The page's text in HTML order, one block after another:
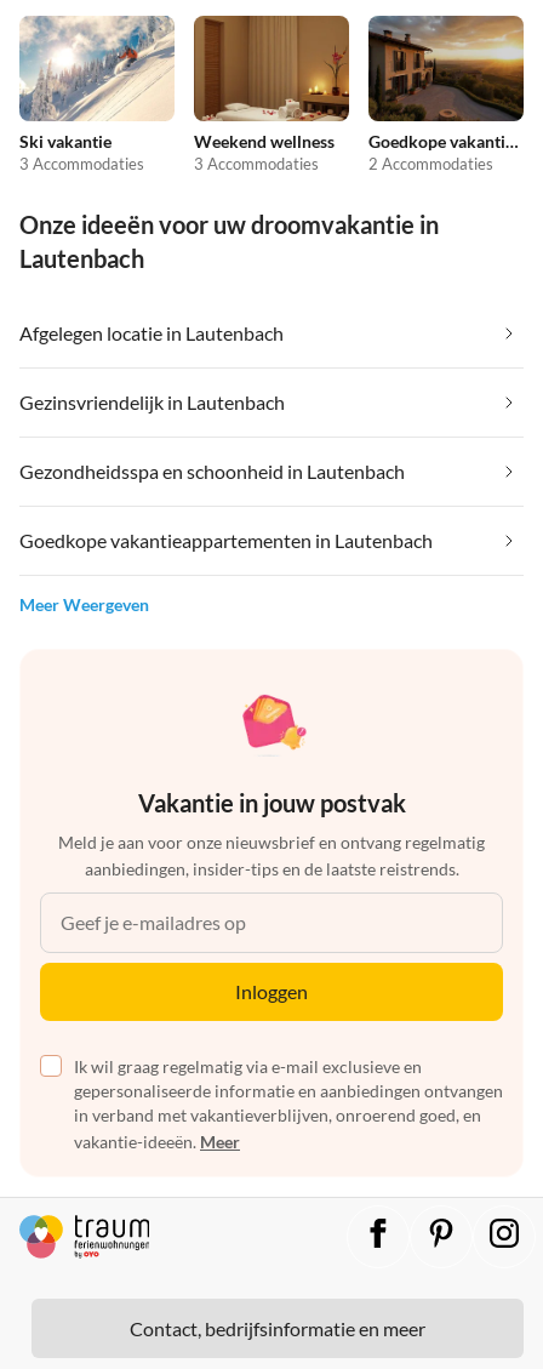
Ski vakantie
3 Accommodaties
Weekend wellness
3 Accommodaties
Goedkope vakantieappartementen
2 Accommodaties
Onze ideeën voor uw droomvakantie in
Lautenbach
Afgelegen locatie in Lautenbach
Gezinsvriendelijk in Lautenbach
Gezondheidsspa en schoonheid in Lautenbach
Goedkope vakantieappartementen in Lautenbach
Meer Weergeven
Vakantie in jouw postvak
Meld je aan voor onze nieuwsbrief en ontvang regelmatig
aanbiedingen, insider-tips en de laatste reistrends.
Inloggen
Ik wil graag regelmatig via e-mail exclusieve en
gepersonaliseerde informatie en aanbiedingen ontvangen
in verband met vakantieverblijven, onroerend goed, en
vakantie-ideeën. Meer
Contact, bedrijfsinformatie en meer